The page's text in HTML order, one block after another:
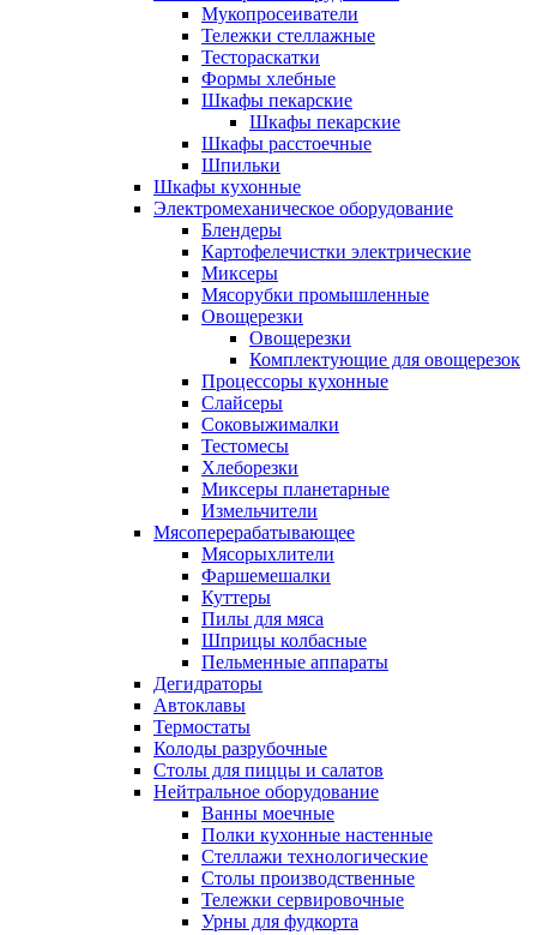
Мукопросеиватели
Тележки стеллажные
Тестораскатки
Формы хлебные
Шкафы пекарские
Шкафы пекарские
Шкафы расстоечные
Шпильки
Шкафы кухонные
Электромеханическое оборудование
Блендеры
Картофелечистки электрические
Миксеры
Мясорубки промышленные
Овощерезки
Овощерезки
Комплектующие для овощерезок
Процессоры кухонные
Слайсеры
Соковыжималки
Тестомесы
Хлеборезки
Миксеры планетарные
Измельчители
Мясоперерабатывающее
Мясорыхлители
Фаршемешалки
Куттеры
Пилы для мяса
Шприцы колбасные
Пельменные аппараты
Дегидраторы
Автоклавы
Термостаты
Колоды разрубочные
Столы для пиццы и салатов
Нейтральное оборудование
Ванны моечные
Полки кухонные настенные
Стеллажи технологические
Столы производственные
Тележки сервировочные
Урны для фудкорта